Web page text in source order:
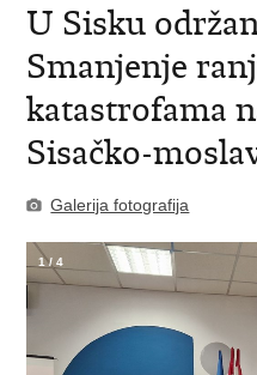
U Sisku
Smanjenje
katastrofama
Sisačko-
Galerija fotografija
1/4